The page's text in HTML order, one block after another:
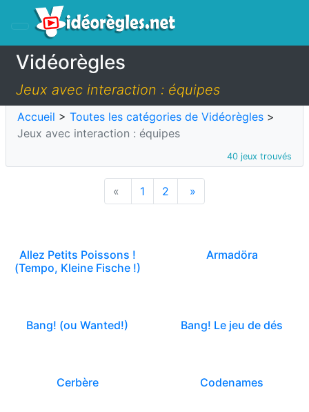
Vidéorègles
Jeux avec interaction : équipes
Accueil > Toutes les catégories de Vidéorègles >
Jeux avec interaction : équipes
40 jeux trouvés
« 1 2 »
Allez Petits Poissons !
(Tempo, Kleine Fische !)
Armadöra
Bang! (ou Wanted!) Bang! Le jeu de dés
Cerbère Codenames